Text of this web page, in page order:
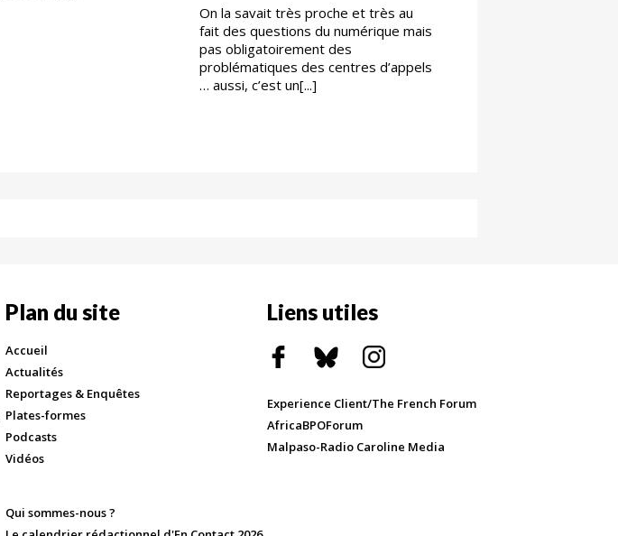
On la savait très proche et très au
fait des questions du numérique mais
pas obligatoirement des
problématiques des centres d’appels
… aussi, c’est un[...]
Plan du site
Accueil
Actualités
Reportages & Enquêtes
Plates-formes
Podcasts
Vidéos
Qui sommes-nous ?
Liens utiles
Experience Client/The French Forum
AfricaBPOForum
Malpaso-Radio Caroline Media